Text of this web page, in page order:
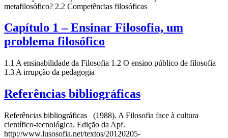
metafilosófico? 2.2 Competências filosóficas
Capítulo 1 – Ensinar Filosofia, um
problema filosófico
1.1 A ensinabilidade da Filosofia 1.2 O ensino público de filosofia
1.3 A irrupção da pedagogia
Referências bibliográficas
Referências bibliográficas (1988). A Filosofia face à cultura
científico-tecnológica. Edição da Apf.
http://www.lusosofia.net/textos/20120205-